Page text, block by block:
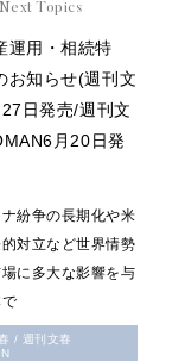
Next Topics
運用・相続特
お知らせ(週刊文
日発売/週刊文
月20日発
紛争の長期化や米
対立など世界情勢
に多大な影響を与
/ 週刊文春